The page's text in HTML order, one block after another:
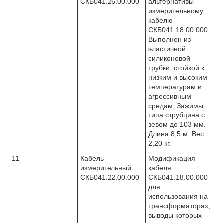
измерительному
кабелю
СКБ041.18.00.000.
Выполнен из
эластичной
силиконовой
трубки, стойкой к
низким и высоким
температурам и
агрессивным
средам. Зажимы
типа струбцина с
зевом до 103 мм.
Длина 8,5 м. Вес
2,20 кг.
11
Кабель
измерительный
СКБ041.22.00.000
Модификация
кабеля
СКБ041.18.00.000
для
использования на
трансформаторах,
выводы которых